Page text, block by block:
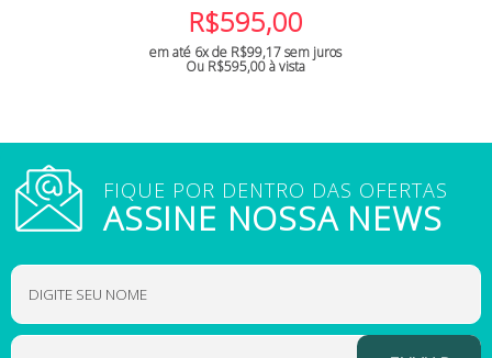
R$595,00
em até 6x de R$99,17sem juros
Ou R$595,00à vista
FIQUE POR DENTRO DAS OFERTAS
ASSINE NOSSA NEWS